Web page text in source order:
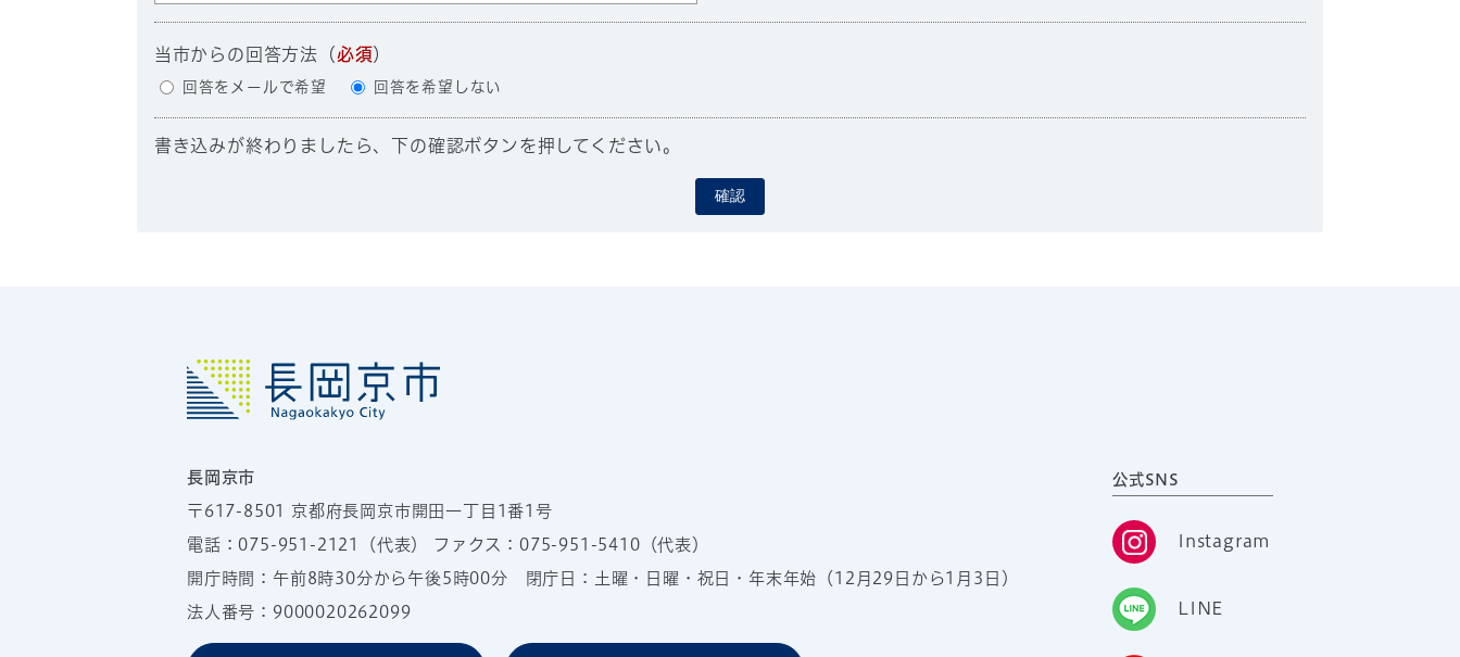
当市からの回答方法 （必須）
回答をメールで希望 回答を希望しない
書き込みが終わりましたら、下の確認ボタンを押してください。
確認
長岡京市
〒617-8501 京都府長岡京市開田一丁目1番1号
電話：075-951-2121 （代表） ファクス：075-951-5410（代表）
開庁時間：午前8時30分から午後5時00分 閉庁日：土曜・日曜・祝日・年末年始（12月29日から1月3日）
法人番号：9000020262099
公式SNS
Instagram
LINE